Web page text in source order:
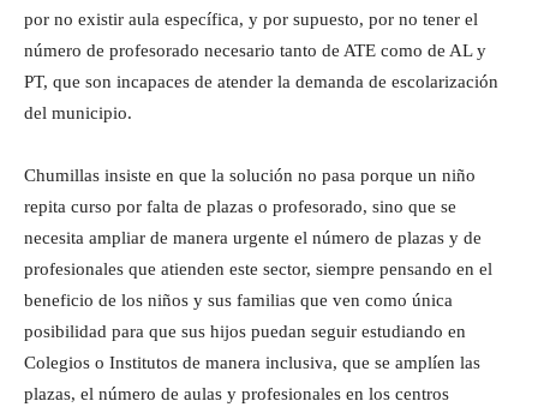
por no existir aula específica, y por supuesto, por no tener el
número de profesorado necesario tanto de ATE como de AL y
PT, que son incapaces de atender la demanda de escolarización
del municipio.
Chumillas insiste en que la solución no pasa porque un niño
repita curso por falta de plazas o profesorado, sino que se
necesita ampliar de manera urgente el número de plazas y de
profesionales que atienden este sector, siempre pensando en el
beneficio de los niños y sus familias que ven como única
posibilidad para que sus hijos puedan seguir estudiando en
Colegios o Institutos de manera inclusiva, que se amplíen las
plazas, el número de aulas y profesionales en los centros